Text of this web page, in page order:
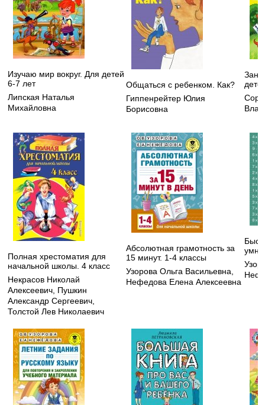
Изучаю мир вокруг. Для детей
6-7 лет
Липская Наталья
Михайловна
Общаться с ребенком. Как?
Гиппенрейтер Юлия
Борисовна
Полная хрестоматия для
начальной школы. 4 класс
Некрасов Николай
Алексеевич Пушкин
Александр Сергеевич
Толстой Лев Николаевич
Абсолютная грамотность за
15 минут. 1-4 классы
Узорова Ольга Васильевна
Нефедова Елена Алексеевна